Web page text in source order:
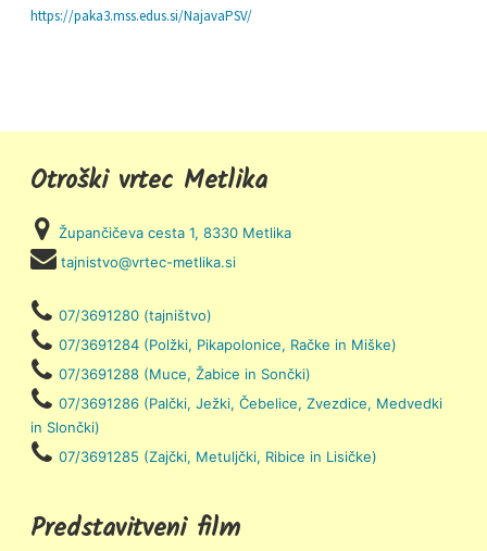
https://paka3.mss.edus.si/NajavaPSV/
Otroški vrtec Metlika
Župančičeva cesta 1, 8330 Metlika
tajnistvo@vrtec-metlika.si
07/3691280 (tajništvo)
07/3691284 (Polžki, Pikapolonice, Račke in Miške)
07/3691288 (Muce, Žabice in Sončki)
07/3691286 (Palčki, Ježki, Čebelice, Zvezdice, Medvedki
in Slončki)
07/3691285 (Zajčki, Metuljčki, Ribice in Lisičke)
Predstavitveni film